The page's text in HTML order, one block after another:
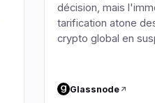
décision, mais
tarification atone
crypto global en
Glassnode